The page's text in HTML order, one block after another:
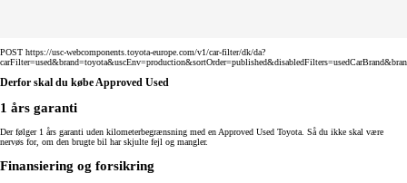
POST https://usc-webcomponents.toyota-europe.com/v1/car-filter/dk/da?
Derfor skal du købe Approved Used
1 års garanti
Der følger 1 års garanti uden kilometerbegrænsning med en Approved Used Toyota. Så du ikke skal være
nervøs for, om den brugte bil har skjulte fejl og mangler.
Finansiering og forsikring